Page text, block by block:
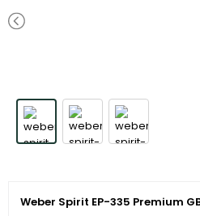
Weber Spirit EP-335 Premium